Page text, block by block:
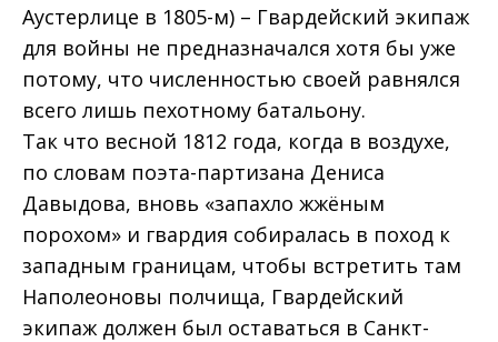
Аустерлице в 1805-м) – Гвардейский экипаж
для войны не предназначался хотя бы уже
потому, что численностью своей равнялся
всего лишь пехотному батальону.
Так что весной 1812 года, когда в воздухе,
по словам поэта-партизана Дениса
Давыдова, вновь «запахло жжёным
порохом» и гвардия собиралась в поход к
западным границам, чтобы встретить там
Наполеоновы полчища, Гвардейский
экипаж должен был оставаться в Санкт-